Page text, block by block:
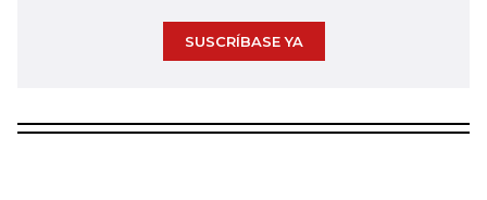
SUSCRÍBASE YA